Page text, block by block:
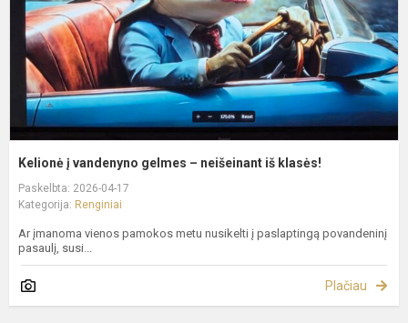
Kelionė į vandenyno gelmes – neišeinant iš klasės!
Paskelbta: 2026-04-17
Kategorija: Renginiai
Ar įmanoma vienos pamokos metu nusikelti į paslaptingą povandeninį
pasaulį, susi...
Plačiau